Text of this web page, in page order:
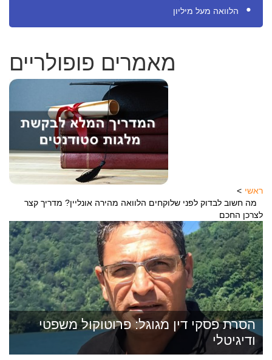
הלוואה מעל מיליון
מאמרים פופולריים
ראשי
מה חשוב לבדוק לפני שלוקחים הלוואה מהירה אונליין? מדריך קצר
לצרכן החכם
הסרת פסקי דין מגוגל: פרוטוקול משפטי
ודיגיטלי